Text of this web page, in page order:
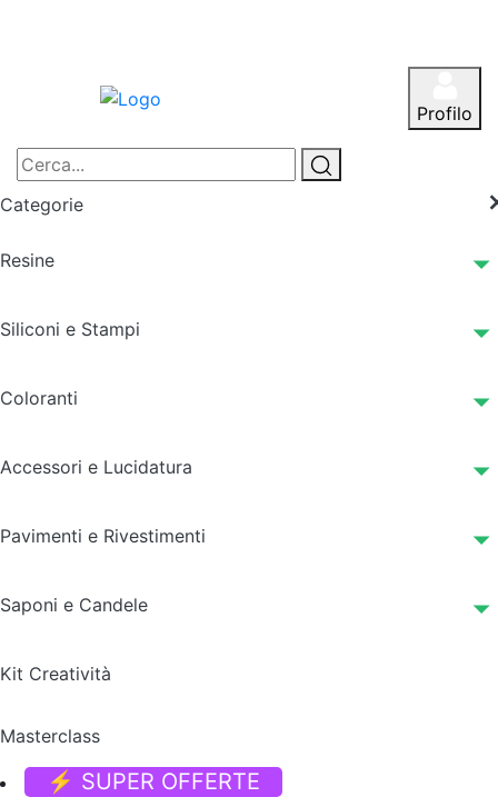
Profilo
Categorie
Resine
Siliconi e Stampi
Coloranti
Accessori e Lucidatura
Pavimenti e Rivestimenti
Saponi e Candele
Kit Creatività
Masterclass
⚡ SUPER OFFERTE